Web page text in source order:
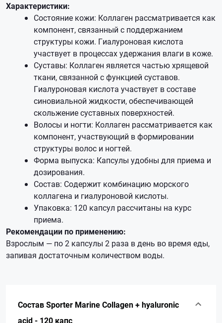
Характеристики:
Состояние кожи: Коллаген рассматривается как
компонент, связанный с поддержанием
структуры кожи. Гиалуроновая кислота
участвует в процессах удержания влаги в коже.
Суставы: Коллаген является частью хрящевой
ткани, связанной с функцией суставов.
Гиалуроновая кислота участвует в составе
синовиальной жидкости, обеспечивающей
скольжение суставных поверхностей.
Волосы и ногти: Коллаген рассматривается как
компонент, участвующий в формировании
структуры волос и ногтей.
Форма выпуска: Капсулы удобны для приема и
дозирования.
Состав: Содержит комбинацию морского
коллагена и гиалуроновой кислоты.
Упаковка: 120 капсул рассчитаны на курс
приема.
Рекомендации по применению:
Взрослым — по 2 капсулы 2 раза в день во время еды,
запивая достаточным количеством воды.
Состав Sporter Marine Collagen + hyaluronic
acid - 120 капс